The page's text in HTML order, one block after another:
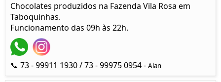
Chocolates produzidos na Fazenda Vila Rosa em
Taboquinhas.
Funcionamento das 09h às 22h.
📞 73 - 99911 1930 / 73 - 99975 0954 - Alan